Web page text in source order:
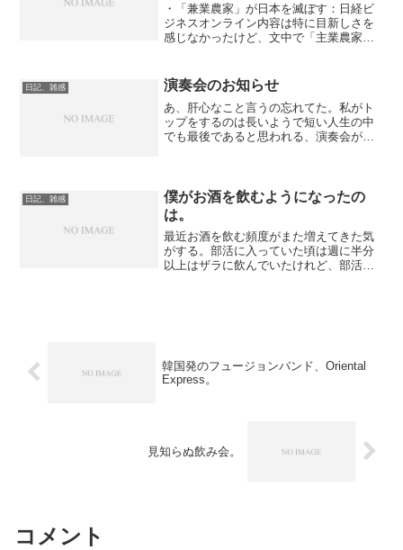
・「兼業農家」が日本を滅ぼす：日経ビ
ジネスオンライン内容は特に目新しさを
感じなかったけど、文中で「主業農家」
んだろうと思って調べてみると、主業農
家とは『農業所得が主（農...
日記、雑感 演奏会のお知らせ
あ、肝心なこと言うの忘れてた。私がト
ップをするのは長いようで短い人生の中
でも最後であると思われる、演奏会があ
時 （1...
日記、雑感
僕がお酒を飲むようになったの
は。
最近お酒を飲む頻度がまた増えてきた気
がする。部活に入っていた頃は週に半分
以上はザラに飲んでいたけれど、部活を
韓国発のフュージョンバンド、Oriental
Express。
見知らぬ飲み会。
コメント